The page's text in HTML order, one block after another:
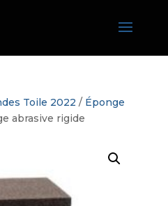
Toile 2022 / Éponge
abrasive rigide